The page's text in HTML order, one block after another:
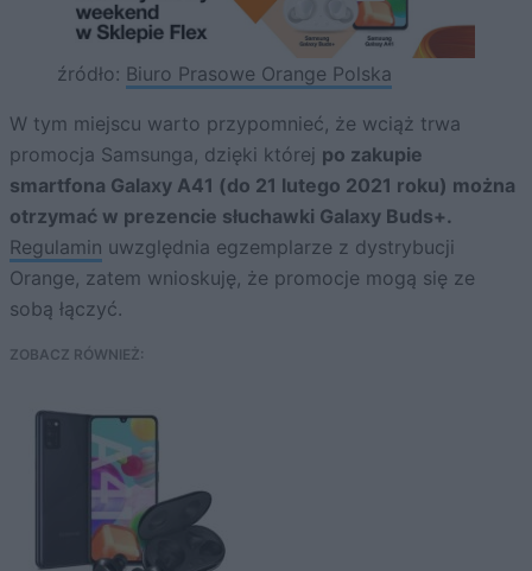
źródło: Biuro Prasowe Orange Polska
W tym miejscu warto przypomnieć, że wciąż trwa
promocja Samsunga, dzięki której po zakupie
smartfona Galaxy A41 (do 21 lutego 2021 roku) można
otrzymać w prezencie słuchawki Galaxy Buds+.
Regulamin uwzględnia egzemplarze z dystrybucji
Orange, zatem wnioskuję, że promocje mogą się ze
sobą łączyć.
ZOBACZ RÓWNIEŻ: